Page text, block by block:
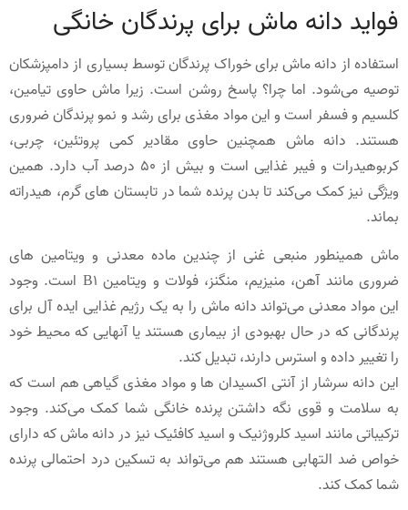
فواید دانه ماش برای پرندگان خانگی
استفاده از دانه ماش برای خوراک پرندگان توسط بسیاری از دامپزشکان
توصیه می‌شود. اما چرا؟ پاسخ روشن است. زیرا ماش حاوی تیامین،
کلسیم و فسفر است و این مواد مغذی برای رشد و نمو پرندگان ضروری
هستند. دانه ماش همچنین حاوی مقادیر کمی پروتئین، چربی،
کربوهیدرات و فیبر غذایی است و بیش از 50 درصد آب دارد. همین
ویژگی نیز کمک می‌کند تا بدن پرنده شما در تابستان های گرم، هیدراته
بماند.
ماش همینطور منبعی غنی از چندین ماده معدنی و ویتامین های
ضروری مانند آهن، منیزیم، منگنز، فولات و ویتامین B1 است. وجود
این مواد معدنی می‌تواند دانه ماش را به یک رژیم غذایی ایده آل برای
پرندگانی که در حال بهبودی از بیماری هستند یا آنهایی که محیط خود
را تغییر داده و استرس دارند، تبدیل کند.
این دانه سرشار از آنتی اکسیدان ها و مواد مغذی گیاهی هم است که
به سلامت و قوی نگه داشتن پرنده خانگی شما کمک می‌کند. وجود
ترکیباتی مانند اسید کلروژنیک و اسید کافئیک نیز در دانه ماش که دارای
خواص ضد التهابی هستند هم می‌تواند به تسکین درد احتمالی پرنده
شما کمک کند.